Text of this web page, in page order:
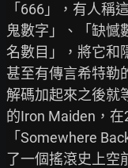
「666」，有人稱
鬼數字」、「缺憾
名數目」，將它和
甚至有傳言希特勒
解碼加起來之後就
的Iron Maiden，
「Somewhere
了一個搖滾史上空